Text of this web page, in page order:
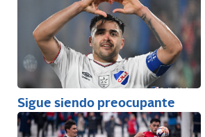
Sigue siendo preocupante